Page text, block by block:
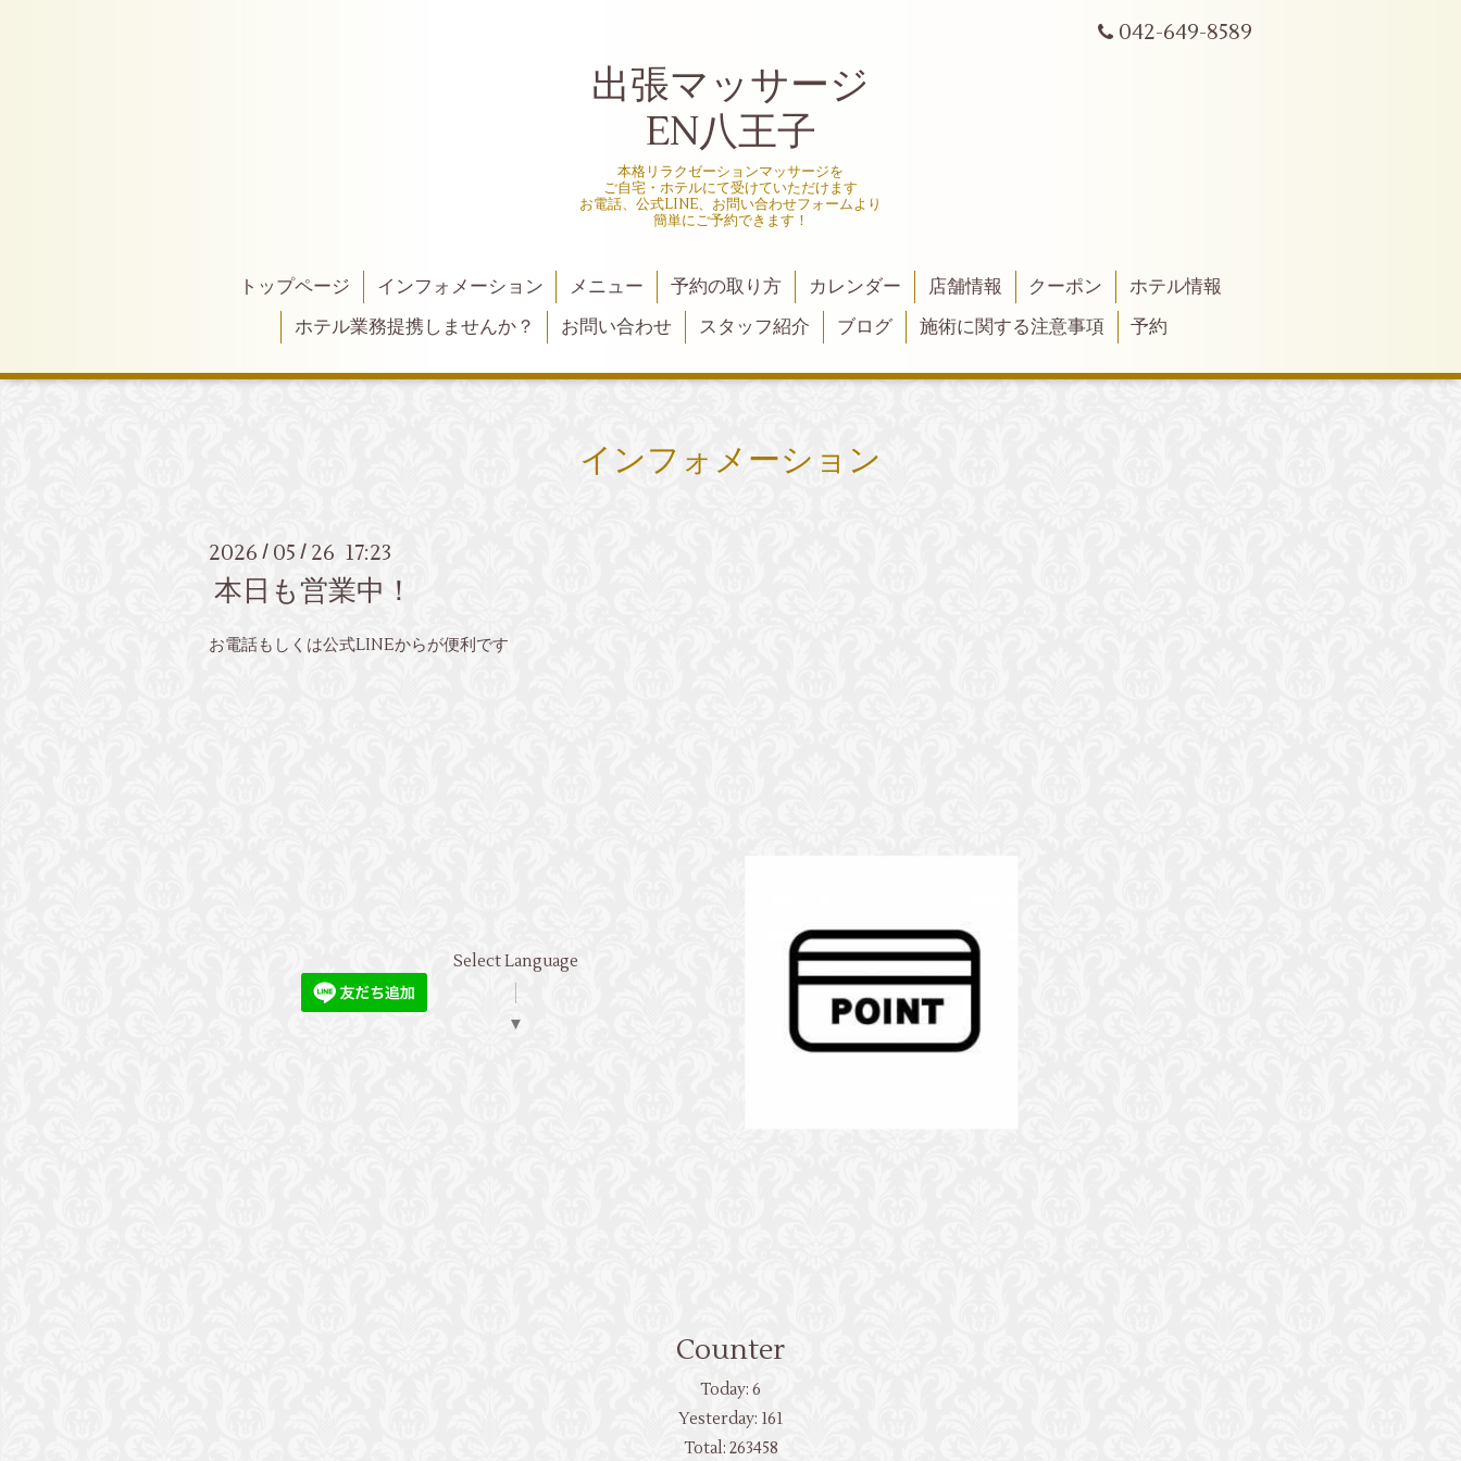
042-649-8589
出張マッサージ
EN八王子
本格リラクゼーションマッサージを
ご自宅・ホテルにて受けていただけます
お電話、公式LINE、お問い合わせフォームより
簡単にご予約できます！
トップページ インフォメーション メニュー 予約の取り方 カレンダー 店舗情報 クーポン
ホテル情報
ホテル業務提携しませんか？
お問い合わせ スタッフ紹介 ブログ 施術に関する注意事項 予約
インフォメーション
2026 / 05 / 26 17:23
本日も営業中！
お電話もしくは公式LINEからが便利です
Select Language
▼
Counter
Today: 6
Yesterday: 161
Total: 263458